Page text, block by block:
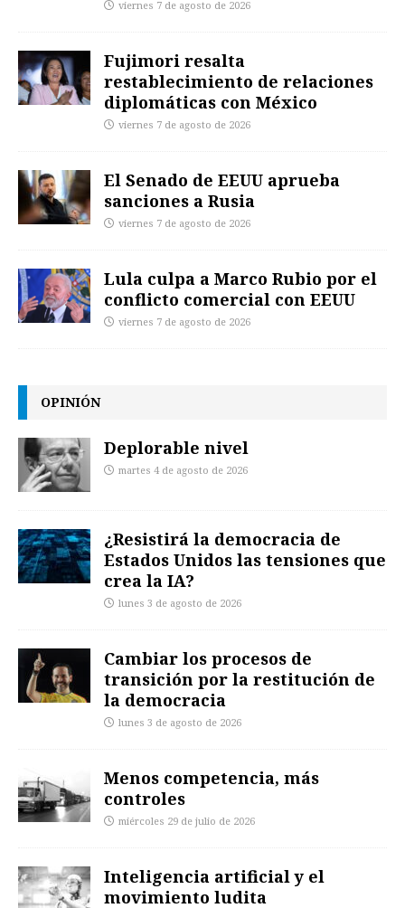
viernes 7 de agosto de 2026
Fujimori resalta
restablecimiento de relaciones
diplomáticas con México
viernes 7 de agosto de 2026
El Senado de EEUU aprueba
sanciones a Rusia
viernes 7 de agosto de 2026
Lula culpa a Marco Rubio por el
conflicto comercial con EEUU
viernes 7 de agosto de 2026
OPINIÓN
Deplorable nivel
martes 4 de agosto de 2026
¿Resistirá la democracia de
Estados Unidos las tensiones que
crea la IA?
lunes 3 de agosto de 2026
Cambiar los procesos de
transición por la restitución de
la democracia
lunes 3 de agosto de 2026
Menos competencia, más
controles
miércoles 29 de julio de 2026
Inteligencia artificial y el
movimiento ludita